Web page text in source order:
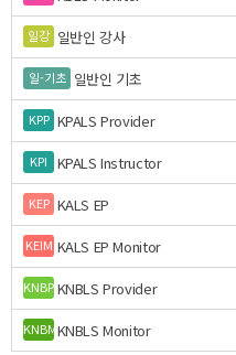
일강 일반인 강사
일-기초 일반인 기초
KPP KPALS Provider
KPI KPALS Instructor
KEP KALS EP
KEIM KALS EP Monitor
KNBPKNBLS Provider
KNBMKNBLS Monitor